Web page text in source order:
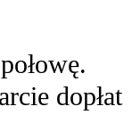
dopłat